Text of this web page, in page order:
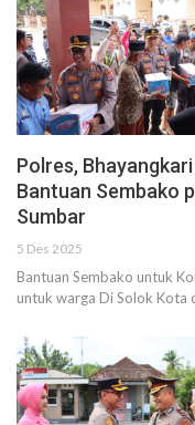
Polres,
Bantuan Sembako
Sumbar
5 Des 2025
Bantuan Sembako untuk
untuk warga Di Solok Kota